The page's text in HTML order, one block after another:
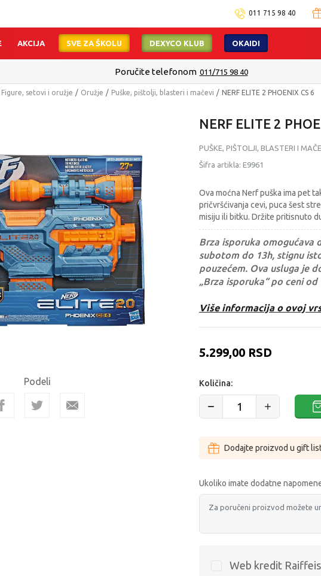
011 715 98 40
AKCIJA SVE ZA ŠKOLU DEXYCO KLUB OKAIDI
Poručite telefonom 011/715 98 40
Figure, setovi i oružje Oružje Puške, pištolji, blasteri i mačevi NERF ELITE 2 PHOENIX CS 6
Podeli
NERF ELITE 2
PUŠKE, PIŠTOLJI, BLASTERI I
Šifra artikla: E9961
Ova moćna Nerf puška ima pet
pričvršćivanja cevi, puca šest
misiju ili bitku. Držite pritisnuto
Brza isporuka omogućava
subotom do 13h, stignu
pouzećem. Ova usluga je
„Brza isporuka“ po ceni od
Više informacija o ovoj
5.299,00 RSD
Količina:
Dodajte proizvod u gift
Ukoliko imate dodatne
Web kredit